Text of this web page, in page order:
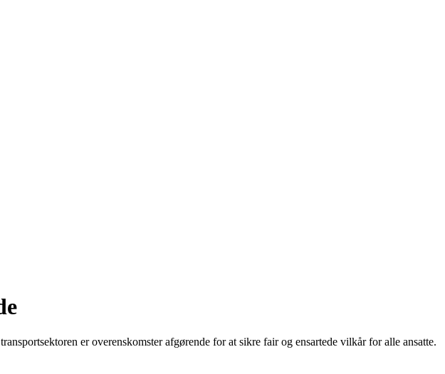
er overenskomster afgørende for at sikre fair og ensartede vilkår for alle ansatte.